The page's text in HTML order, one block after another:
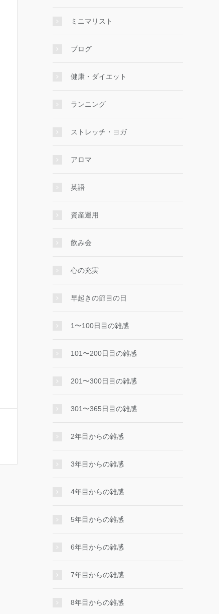
ミニマリスト
ブログ
健康・ダイエット
ランニング
ストレッチ・ヨガ
アロマ
英語
資産運用
飲み会
心の充実
早起きの節目の日
1〜100日目の雑感
101〜200日目の雑感
201〜300日目の雑感
301〜365日目の雑感
2年目からの雑感
3年目からの雑感
4年目からの雑感
5年目からの雑感
6年目からの雑感
7年目からの雑感
8年目からの雑感